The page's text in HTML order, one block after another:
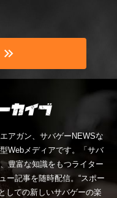
アガン、サバゲーNEWSな
Webメディアです。「サバ
豊富な知識をもつライター
ー記事を随時配信。“スポー
しての新しいサバゲーの楽